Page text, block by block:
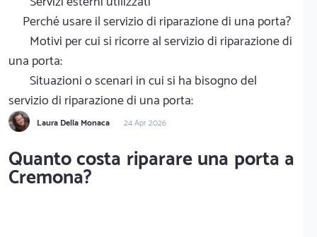
Perché usare il servizio di riparazione di una porta?
Motivi per cui si ricorre al servizio di riparazione di
una porta:
Situazioni o scenari in cui si ha bisogno del
servizio di riparazione di una porta:
Laura Della Monaca 24 Apr 2026
Quanto costa riparare una porta a
Cremona?